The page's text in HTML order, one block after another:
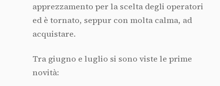
apprezzamento per la scelta degli operatori
ed è tornato, seppur con molta calma, ad
acquistare.
Tra giugno e luglio si sono viste le prime
novità: